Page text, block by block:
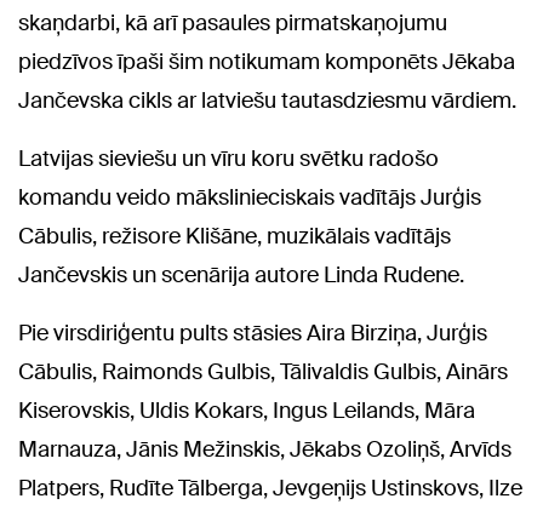
skaņdarbi, kā arī pasaules pirmatskaņojumu
piedzīvos īpaši šim notikumam komponēts Jēkaba
Jančevska cikls ar latviešu tautasdziesmu vārdiem.
Latvijas sieviešu un vīru koru svētku radošo
komandu veido mākslinieciskais vadītājs Jurģis
Cābulis, režisore Klišāne, muzikālais vadītājs
Jančevskis un scenārija autore Linda Rudene.
Pie virsdiriģentu pults stāsies Aira Birziņa, Jurģis
Cābulis, Raimonds Gulbis, Tālivaldis Gulbis, Ainārs
Kiserovskis, Uldis Kokars, Ingus Leilands, Māra
Marnauza, Jānis Mežinskis, Jēkabs Ozoliņš, Arvīds
Platpers, Rudīte Tālberga, Jevgeņijs Ustinskovs, Ilze